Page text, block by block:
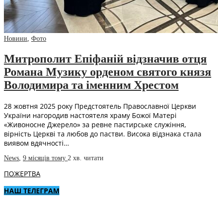
Новини, Фото
Митрополит Епіфаній відзначив отця
Романа Музику орденом святого князя
Володимира та іменним Хрестом
28 жовтня 2025 року Предстоятель Православної Церкви
України нагородив настоятеля храму Божої Матері
«Живоносне Джерело» за ревне пастирське служіння,
вірність Церкві та любов до пастви. Висока відзнака стала
виявом вдячності…
News, 9 місяців тому 2 хв. читати
ПОЖЕРТВА
НАШ ТЕЛЕГРАМ